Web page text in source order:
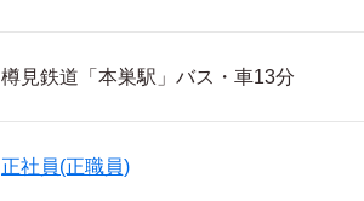
樽見鉄道「本巣駅」バス・車13分
正社員(正職員)